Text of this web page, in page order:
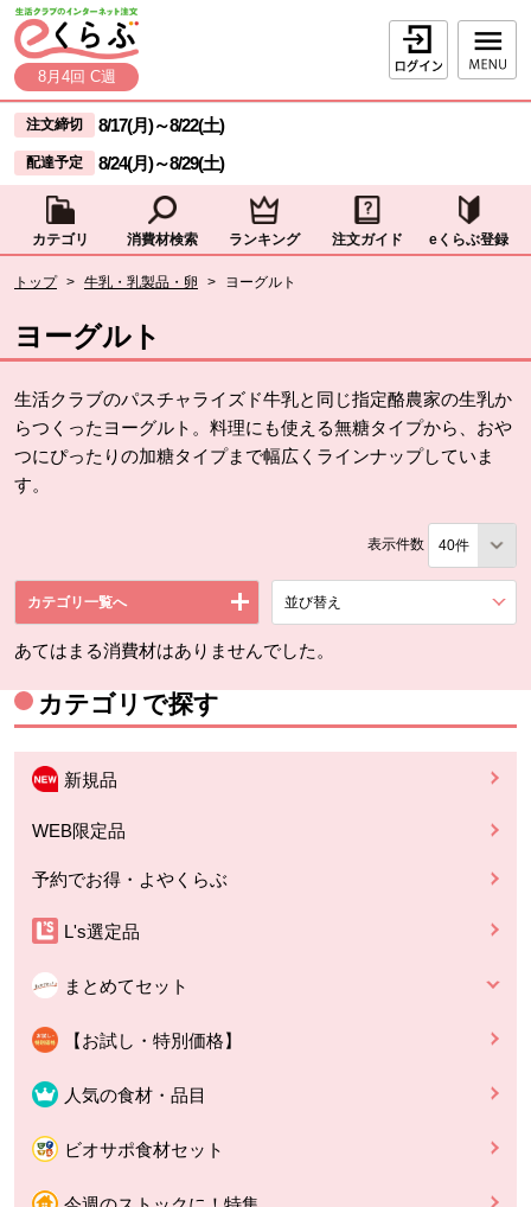
ページの先頭です。
本文へジャンプする。
8月4回 C週
ログイン
ここからサイト内共通メニューです。
サイト内共通メニューをスキップする
注文締切 8/17(月)～8/22(土)
配達予定 8/24(月)～8/29(土)
カテゴリ 消費材検索 ランキング 注文ガイド eくらぶ登録
トップ > 牛乳・乳製品・卵 > ヨーグルト
ヨーグルト
生活クラブのパスチャライズド牛乳と同じ指定酪農家の生乳か
らつくったヨーグルト。料理にも使える無糖タイプから、おや
つにぴったりの加糖タイプまで幅広くラインナップしていま
す。
表示件数
カテゴリ一覧へ 並び替え
あてはまる消費材はありませんでした。
カテゴリで探す
新規品
WEB限定品
予約でお得・よやくらぶ
L's選定品
まとめてセット
【お試し・特別価格】
人気の食材・品目
ビオサポ食材セット